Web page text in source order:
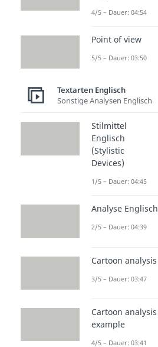
4/5 – Dauer: 04:54
Point of view
5/5 – Dauer: 03:50
Textarten Englisch
Sonstige Analysen Englisch
Stilmittel
Englisch
(Stylistic
Devices)
1/5 – Dauer: 04:45
Analyse Englisch
2/5 – Dauer: 04:39
Cartoon analysis
3/5 – Dauer: 03:47
Cartoon analysis
example
4/5 – Dauer: 03:41